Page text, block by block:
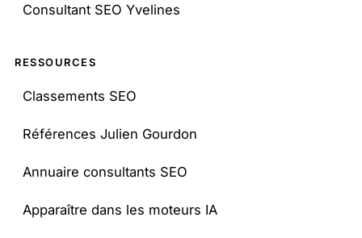
Consultant SEO Yvelines
RESSOURCES
Classements SEO
Références Julien Gourdon
Annuaire consultants SEO
Apparaître dans les moteurs IA